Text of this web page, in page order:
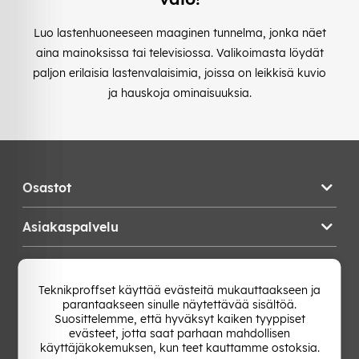
Luo lastenhuoneeseen maaginen tunnelma, jonka näet
aina mainoksissa tai televisiossa. Valikoimasta löydät
paljon erilaisia lastenvalaisimia, joissa on leikkisä kuvio
ja hauskoja ominaisuuksia.
Osastot
Asiakaspalvelu
Vaihda Maa
Teknikproffset käyttää evästeitä mukauttaakseen ja
parantaakseen sinulle näytettävää sisältöä.
Suosittelemme, että hyväksyt kaiken tyyppiset
evästeet, jotta saat parhaan mahdollisen
käyttäjäkokemuksen, kun teet kauttamme ostoksia.